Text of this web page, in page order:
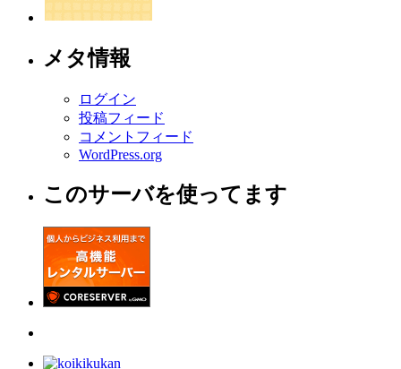
メタ情報
ログイン
投稿フィード
コメントフィード
WordPress.org
このサーバを使ってます